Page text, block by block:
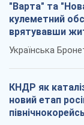
"Варта" та
кулеметний
врятувавши
Українська
КНДР як
новий етап